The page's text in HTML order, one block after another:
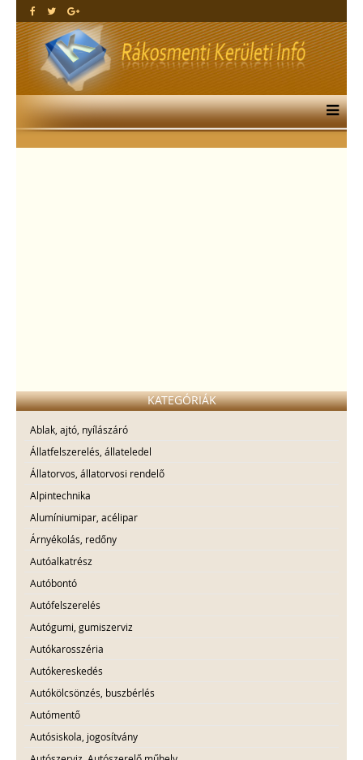
KATEGÓRIÁK
Ablak, ajtó, nyílászáró
Állatfelszerelés, állateledel
Állatorvos, állatorvosi rendelő
Alpintechnika
Alumíniumipar, acélipar
Árnyékolás, redőny
Autóalkatrész
Autóbontó
Autófelszerelés
Autógumi, gumiszerviz
Autókarosszéria
Autókereskedés
Autókölcsönzés, buszbérlés
Autómentő
Autósiskola, jogosítvány